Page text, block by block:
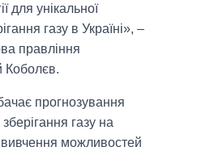
для унікальної
газу в Україні», –
правління
Коболєв.
прогнозування
газу на
вивчення можливостей